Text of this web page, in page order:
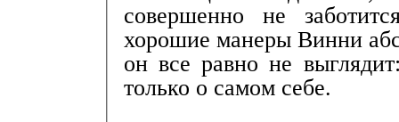
совершенно не
хорошие манеры Винни
он все равно не
только о самом себе.